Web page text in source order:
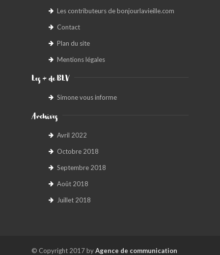
Les contributeurs de bonjourlavieille.com
Contact
Plan du site
Mentions légales
Les + de BLV
Simone vous informe
Archives
Avril 2022
Octobre 2018
Septembre 2018
Août 2018
Juillet 2018
© Copyright 2017 byAgence de communication